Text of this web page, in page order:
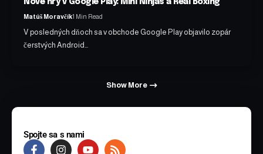
Nové hry v Google Play: Mini Ninjas a Real Boxing
Matúš Moravčík1 Min Read
V posledných dňoch sa v obchode Google Play objavilo zopár
čerstvých Android…
Show More
Spojte sa s nami